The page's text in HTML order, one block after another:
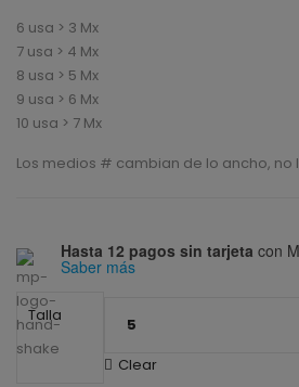
6 usa > 3 Mx
7 usa > 4 Mx
8 usa > 5 Mx
9 usa > 6 Mx
10 usa > 7 Mx
Los medios # cambian de lo ancho, no
Hasta 12 pagos sin tarjeta con
Saber más
Talla
Clear